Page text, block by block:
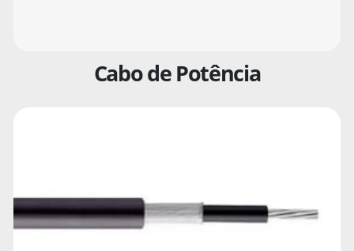
Cabo de Potência